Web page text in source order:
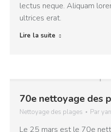
lectus neque. Aliquam
ultrices erat.
Lire la suite
70e nettoyage des
Nettoyage des plages Par
Le 25 mars est le 70e